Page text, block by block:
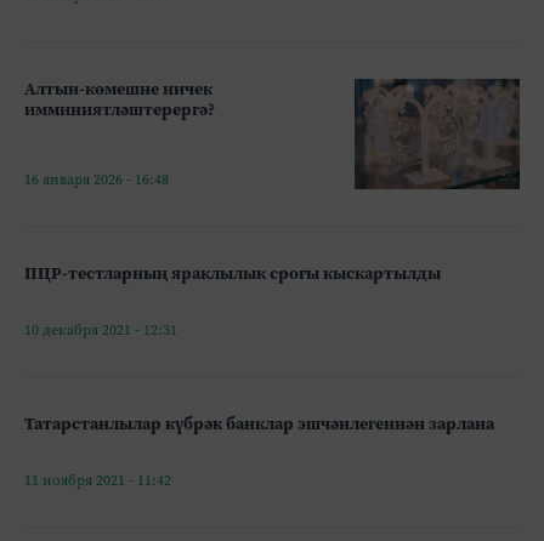
Алтын-көмешне ничек
имминиятләштерергә?
16 января 2026 - 16:48
ПЦР-тестларның яраклылык срогы кыскартылды
10 декабря 2021 - 12:31
Татарстанлылар күбрәк банклар эшчәнлегеннән зарлана
11 ноября 2021 - 11:42